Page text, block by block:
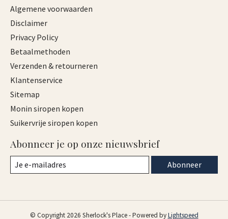
Algemene voorwaarden
Disclaimer
Privacy Policy
Betaalmethoden
Verzenden & retourneren
Klantenservice
Sitemap
Monin siropen kopen
Suikervrije siropen kopen
Abonneer je op onze nieuwsbrief
Abonneer
© Copyright 2026 Sherlock's Place - Powered byLightspeed